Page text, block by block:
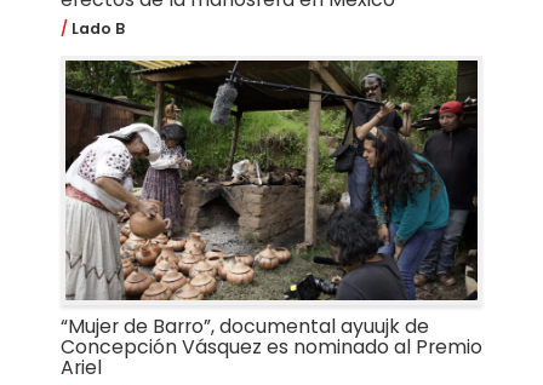
Lado B
“Mujer de Barro”, documental ayuujk de
Concepción Vásquez es nominado al Premio
Ariel